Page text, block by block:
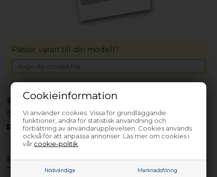
Cookieinformation
Vi använder cookies. Vissa för grundläggande
funktioner, andra för statistisk användning och
förbättring av användarupplevelsen. Cookies används
också för att anpassa annonser. Läs mer om cookies i
vår cookie-politik
Nödvändiga Marknadsföring
Produktinfo Frågor om varan?
Bara 1 kvar!
(Lev. 1-3 arbetsdagar)
30 dagars returrätt
Sedan 2006
Passar varan till din modell?